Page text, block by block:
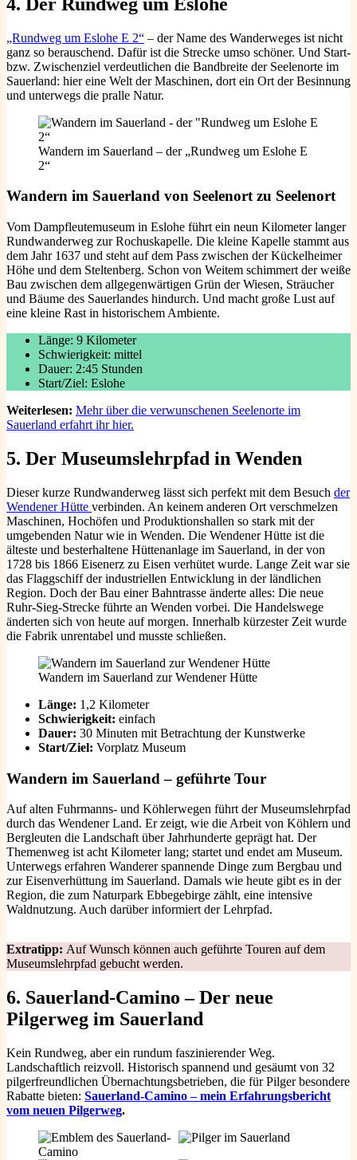
„Rundweg um Eslohe E 2“ – der Name des Wanderweges ist nicht
ganz so berauschend. Dafür ist die Strecke umso schöner. Und Start-
bzw. Zwischenziel verdeutlichen die Bandbreite der Seelenorte im
Sauerland: hier eine Welt der Maschinen, dort ein Ort der Besinnung
und unterwegs die pralle Natur.
Wandern im Sauerland – der „Rundweg um Eslohe E
2“
Wandern im Sauerland von Seelenort zu Seelenort
Vom Dampfleutemuseum in Eslohe führt ein neun Kilometer langer
Rundwanderweg zur Rochuskapelle. Die kleine Kapelle stammt aus
dem Jahr 1637 und steht auf dem Pass zwischen der Kückelheimer
Höhe und dem Steltenberg. Schon von Weitem schimmert der weiße
Bau zwischen dem allgegenwärtigen Grün der Wiesen, Sträucher
und Bäume des Sauerlandes hindurch. Und macht große Lust auf
eine kleine Rast in historischem Ambiente.
Länge: 9 Kilometer
Schwierigkeit: mittel
Dauer: 2:45 Stunden
Start/Ziel: Eslohe
Weiterlesen: Mehr über die verwunschenen Seelenorte im
Sauerland erfahrt ihr hier.
5. Der Museumslehrpfad in Wenden
Dieser kurze Rundwanderweg lässt sich perfekt mit dem Besuch der
Wendener Hütte verbinden. An keinem anderen Ort verschmelzen
Maschinen, Hochöfen und Produktionshallen so stark mit der
umgebenden Natur wie in Wenden. Die Wendener Hütte ist die
älteste und besterhaltene Hüttenanlage im Sauerland, in der von
1728 bis 1866 Eisenerz zu Eisen verhütet wurde. Lange Zeit war sie
das Flaggschiff der industriellen Entwicklung in der ländlichen
Region. Doch der Bau einer Bahntrasse änderte alles: Die neue
Ruhr-Sieg-Strecke führte an Wenden vorbei. Die Handelswege
änderten sich von heute auf morgen. Innerhalb kürzester Zeit wurde
die Fabrik unrentabel und musste schließen.
Wandern im Sauerland zur Wendener Hütte
Länge: 1,2 Kilometer
Schwierigkeit: einfach
Dauer: 30 Minuten mit Betrachtung der Kunstwerke
Start/Ziel: Vorplatz Museum
Wandern im Sauerland – geführte Tour
Auf alten Fuhrmanns- und Köhlerwegen führt der Museumslehrpfad
durch das Wendener Land. Er zeigt, wie die Arbeit von Köhlern und
Bergleuten die Landschaft über Jahrhunderte geprägt hat. Der
Themenweg ist acht Kilometer lang; startet und endet am Museum.
Unterwegs erfahren Wanderer spannende Dinge zum Bergbau und
zur Eisenverhüttung im Sauerland. Damals wie heute gibt es in der
Region, die zum Naturpark Ebbegebirge zählt, eine intensive
Waldnutzung. Auch darüber informiert der Lehrpfad.
Extratipp: Auf Wunsch können auch geführte Touren auf dem
Museumslehrpfad gebucht werden.
6. Sauerland-Camino – Der neue
Pilgerweg im Sauerland
Kein Rundweg, aber ein rundum faszinierender Weg.
Landschaftlich reizvoll. Historisch spannend und gesäumt von 32
pilgerfreundlichen Übernachtungsbetrieben, die für Pilger besondere
Rabatte bieten: Sauerland-Camino – mein Erfahrungsbericht
vom neuen Pilgerweg.